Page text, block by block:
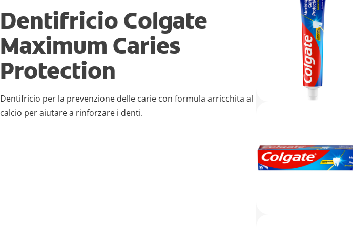
Dentifricio Colgate
Maximum Caries
Protection
Dentifricio per la prevenzione delle carie con formula arricchita al
calcio per aiutare a rinforzare i denti.